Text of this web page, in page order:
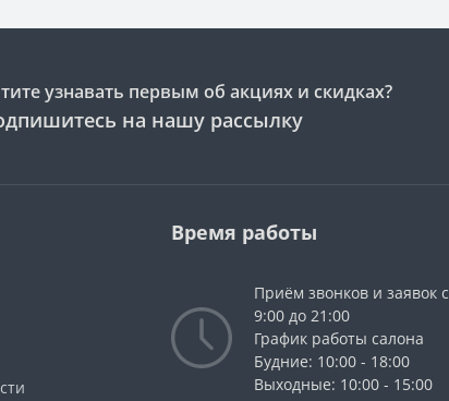
узнавать первым об акциях и скидках?
на нашу рассылку
Время работы
Приём звонков и заявок с
9:00 до 21:00
График работы салона
Будние: 10:00 - 18:00
Выходные: 10:00 - 15:00